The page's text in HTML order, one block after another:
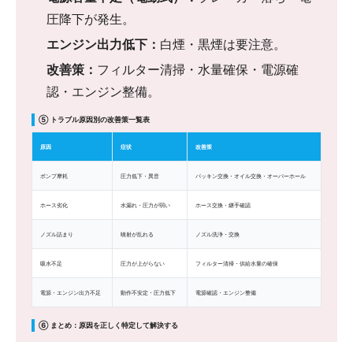
圧降下が発生。
エンジン出力低下： 白煙・黒煙は要注意。
改善策： フィルター清掃・水量確保・電源確
認・エンジン整備。
⑤ トラブル原因別の改善策一覧表
原因 症状 改善策
ポンプ摩耗 圧力低下・異音 パッキン交換・オイル交換・オーバーホール
ホース劣化 水漏れ・圧力が弱い ホース交換・継手確認
ノズル詰まり 噴射が乱れる ノズル洗浄・交換
吸水不足 圧力が上がらない フィルター清掃・供給水量の確保
電源・エンジン出力不足 動作不安定・圧力低下 電源確認・エンジン整備
⑥ まとめ：原因を正しく特定して解決する